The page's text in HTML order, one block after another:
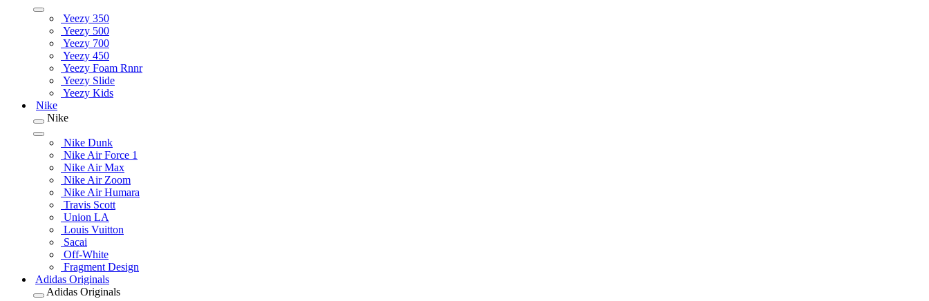
Yeezy 350
Yeezy 500
Yeezy 700
Yeezy 450
Yeezy Foam Rnnr
Yeezy Slide
Yeezy Kids
Nike
Nike
Nike Dunk
Nike Air Force 1
Nike Air Max
Nike Air Zoom
Nike Air Humara
Travis Scott
Union LA
Louis Vuitton
Sacai
Off-White
Fragment Design
Adidas Originals
Adidas Originals